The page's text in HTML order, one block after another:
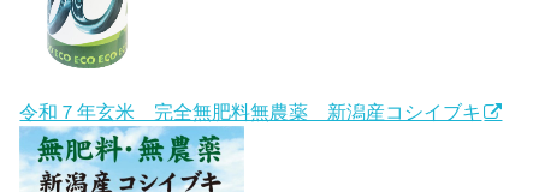
令和７年玄米 完全無肥料無農薬 新潟産コシイブキ